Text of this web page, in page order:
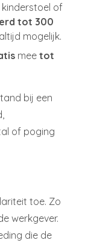
of
tot 300
mogelijk.
mee tot
bij een
of poging
toe. Zo
werkgever.
die de